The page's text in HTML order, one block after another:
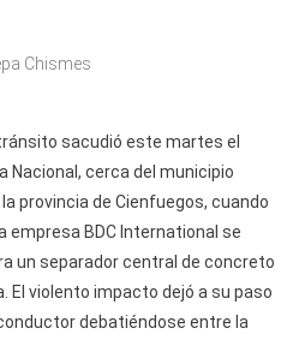
Chismes
sacudió este martes el
Nacional, cerca del municipio
provincia de Cienfuegos, cuando
empresa BDC International se
un separador central de concreto
El violento impacto dejó a su paso
debatiéndose entre la